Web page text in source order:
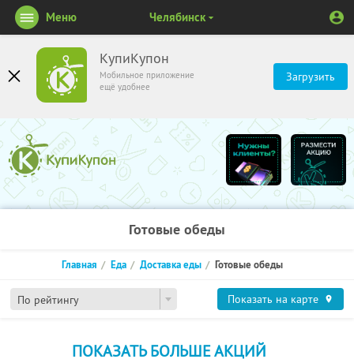
КупиКупон
Мобильное приложение
ещё удобнее
Загрузить
Меню Челябинск
Готовые обеды
По рейтингу
Главная Еда Доставка еды Готовые обеды
Показать на карте
ПОКАЗАТЬ БОЛЬШЕ АКЦИЙ